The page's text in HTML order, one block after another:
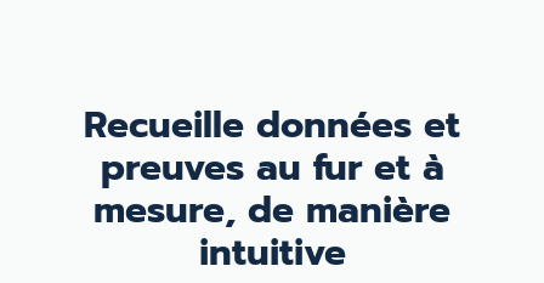
Recueille données et
preuves au fur et à
mesure, de manière
intuitive